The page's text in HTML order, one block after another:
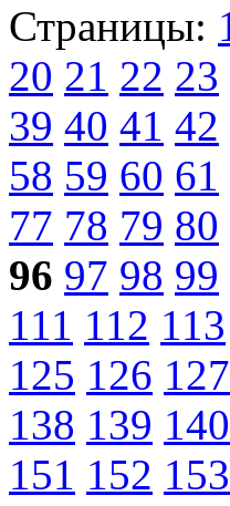
Страницы:
20 21 22 23
39 40 41 42
58 59 60 61
77 78 79 80
96 97 98 99
111 112 113
125 126 127
138 139 140
151 152 153